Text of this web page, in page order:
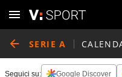
SERIE A
Seguici su: Google Discover